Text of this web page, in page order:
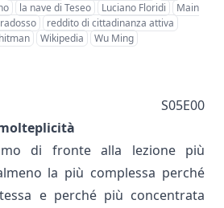
la nave di Teseo Luciano Floridi
Main
reddito di cittadinanza attiva
Wikipedia Wu Ming
S05E00
di fronte alla lezione più
la più complessa perché
e perché più concentrata